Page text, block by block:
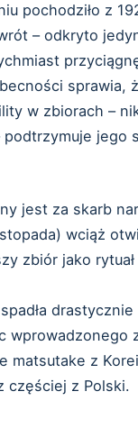
pochodziło z
– odkryto
sprawia,
w zbiorach –
jego
jest za skarb
wciąż
zbiór jako
wprowadzonego
matsutake z
częściej z Polski.